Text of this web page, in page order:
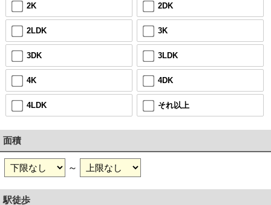
2K 2DK
2LDK 3K
3DK 3LDK
4K 4DK
4LDK それ以上
面積
～
駅徒歩